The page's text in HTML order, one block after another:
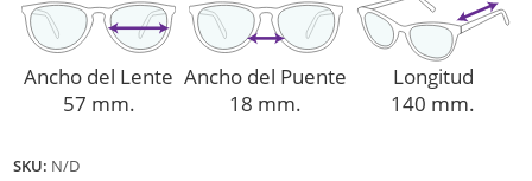
Ancho del Lente
57 mm.
Ancho del Puente
18 mm.
Longitud
140 mm.
SKU: N/D